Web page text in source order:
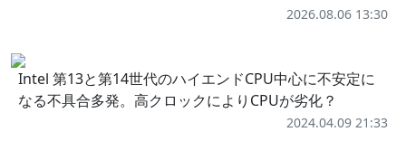
2026.08.06 13:30
Intel 第13と第14世代のハイエンドCPU中心に不安定に
なる不具合多発。高クロックによりCPUが劣化？
2024.04.09 21:33